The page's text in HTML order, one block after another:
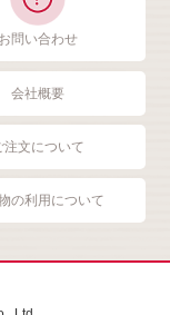
お問い合わせ
会社概要
注文について
の利用について